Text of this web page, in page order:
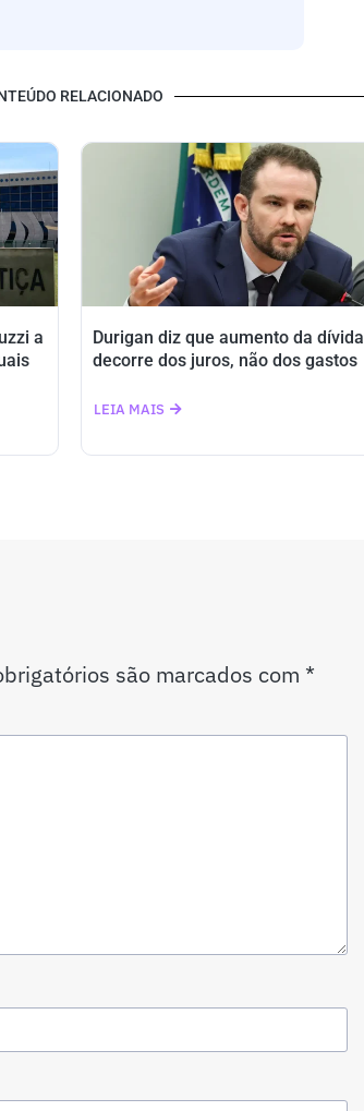
RELACIONADO
a
Durigan diz que aumento da dívida
decorre dos juros, não dos gastos
LEIA MAIS
são marcados com *